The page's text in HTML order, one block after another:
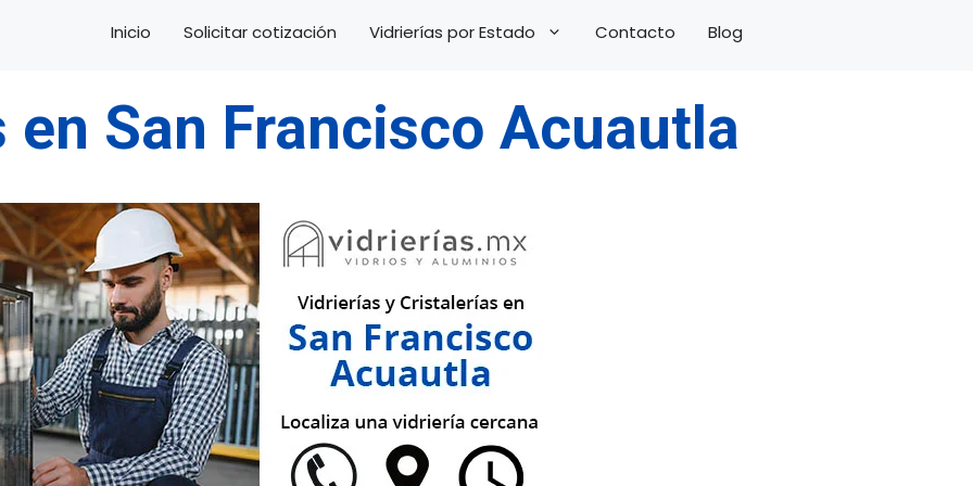
Inicio Solicitar cotización Vidrierías por Estado Contacto Blog
San Francisco Acuautla